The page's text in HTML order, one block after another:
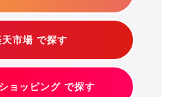
天市場 で探す
ョッピング で探す